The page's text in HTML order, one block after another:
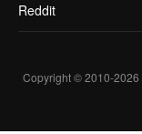
Reddit
Copyright © 2010-2026